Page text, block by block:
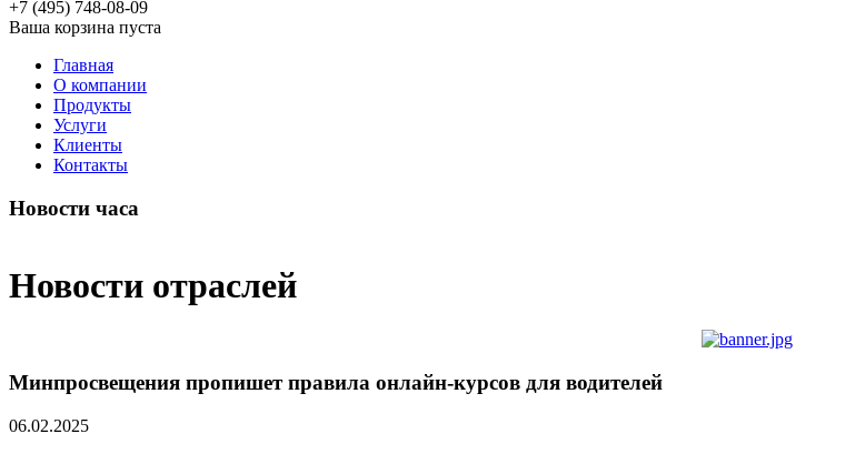
+7 (495) 748-08-09
Ваша корзина пуста
Главная
О компании
Продукты
Услуги
Клиенты
Контакты
Новости часа
Новости отраслей
Минпросвещения пропишет правила онлайн-курсов для водителей
06.02.2025